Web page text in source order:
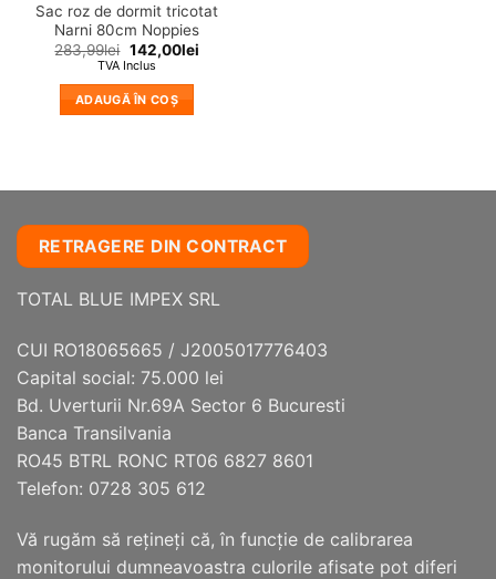
Sac roz de dormit tricotat
Narni 80cm Noppies
283,99lei 142,00lei
TVA Inclus
ADAUGĂ ÎN COȘ
RETRAGERE DIN CONTRACT
TOTAL BLUE IMPEX SRL
CUI RO18065665 / J2005017776403
Capital social: 75.000 lei
Bd. Uverturii Nr.69A Sector 6 Bucuresti
Banca Transilvania
RO45 BTRL RONC RT06 6827 8601
Telefon: 0728 305 612
Vă rugăm să reţineţi că, în funcţie de calibrarea
monitorului dumneavoastra culorile afisate pot diferi